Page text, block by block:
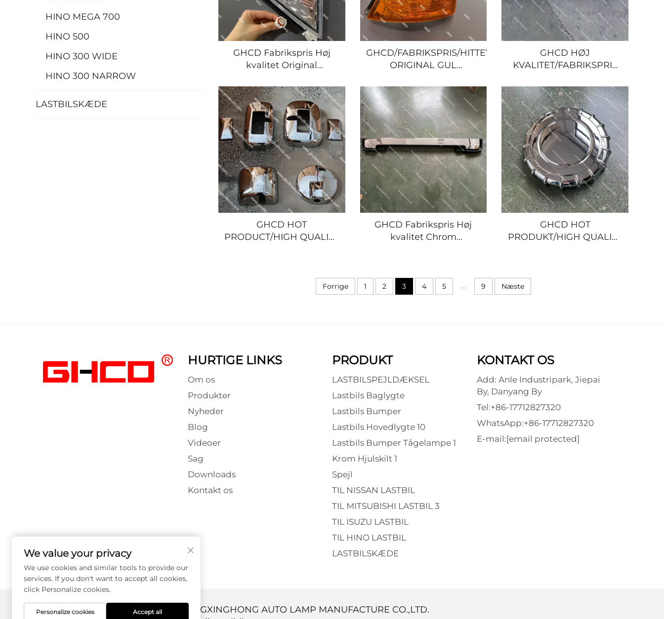
HINO MEGA 700
HINO 500
HINO 300 WIDE
HINO 300 NARROW
LASTBILSKÆDE
GHCD Fabrikspris Høj
kvalitet Original
lastbil HINO
500/700/PROFIA/ISUZU/NISSAN/MITSUBISHI
Ny
GHCD/FABRIKSPRIS/HITTEVARER
ORIGINAL GUL
JAPANSK LASTBIL HINO
500/700/ISUZU/MITSUBISHI/NISSAN
GHCD HØJ
KVALITET/FABRIKSPRIS
ORIGINAL FORSTOVSER
FOR JAPANSK LASTBIL
HINO MEGA
700/ISUZU/NISSAN/MITSUBISHI
GHCD HOT
PRODUCT/HIGH QUALITY
PROFIA/700/ISUZU/MITSUBISHI/NISSAN
GHCD Fabrikspris Høj
kvalitet Chrom
Ny plastik
GHCD HOT
PRODUKT/HIGH QUALITY
500/700/ISUZU/MITSUBISHI/
Forrige 1 2 3 4 5 ... 9 Næste
HURTIGE LINKS
Om os
Produkter
Nyheder
Blog
Videoer
Sag
Downloads
Kontakt os
PRODUKT
LASTBILSPEJLDÆKSEL
Lastbils Baglygte
Lastbils Bumper
Lastbils Hovedlygte 10
Lastbils Bumper Tågelampe 1
Krom Hjulskilt 1
Spejl
TIL NISSAN LASTBIL
TIL MITSUBISHI LASTBIL 3
TIL ISUZU LASTBIL
TIL HINO LASTBIL
LASTBILSKÆDE
KONTAKT OS
Add: Anle Industripark, Jiepai
By, Danyang By
Tel:+86-17712827320
WhatsApp:+86-17712827320
E-mail:[email protected]
Copyright © 2026 DANYANG GUANGXINGHONG AUTO LAMP MANUFACTURE CO.,LTD.
We value your privacy
We use cookies and similar tools to provide our
services. If you don't want to accept all cookies,
click Personalize cookies.
Personalize cookies Accept all